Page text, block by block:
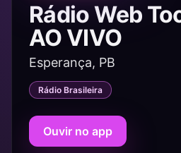
Rádio Web
AO VIVO
Esperança, PB
Rádio Brasileira
Ouvir no app